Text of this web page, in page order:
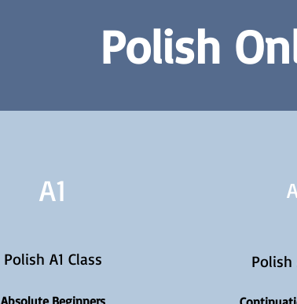
Polish
A1
Polish A1 Class Polish